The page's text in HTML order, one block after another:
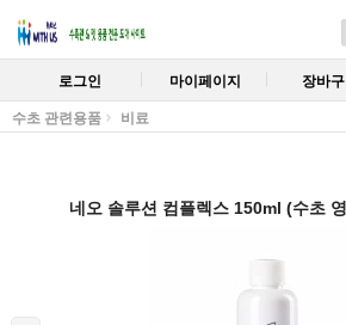
로그인 마이페이지 장바
수초 관련용품 비료
네오 솔루션 컴플렉스 150ml (수초